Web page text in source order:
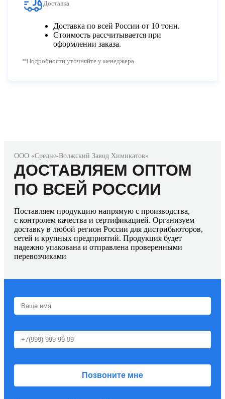
Доставка
Доставка по всей России от 10 тонн.
Стоимость рассчитывается при
оформлении заказа.
*Подробности уточняйте у менеджера
ООО «Средне-Волжский Завод Химикатов»
ДОСТАВЛЯЕМ ОПТОМ
ПО ВСЕЙ РОССИИ
Поставляем продукцию напрямую с производства,
с контролем качества и сертификацией. Организуем
доставку в любой регион России для дистрибьюторов,
сетей и крупных предприятий. Продукция будет
надежно упакована и отправлена проверенными
перевозчиками